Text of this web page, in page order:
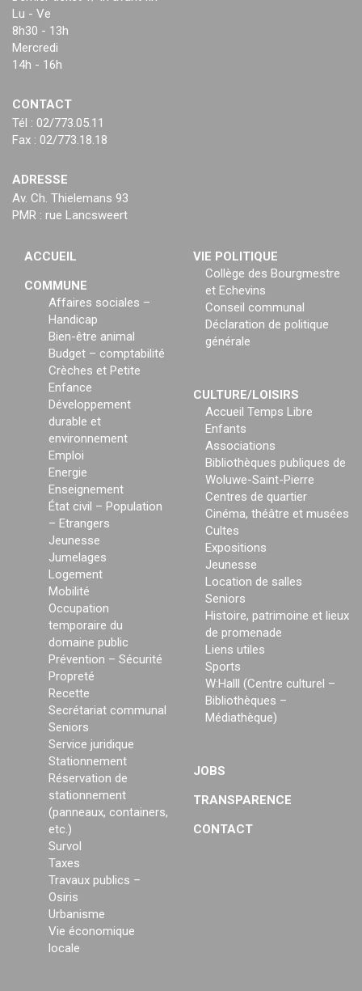
Lu - Ve
8h30 - 13h
Mercredi
14h - 16h
CONTACT
Tél : 02/773.05.11
Fax : 02/773.18.18
ADRESSE
Av. Ch. Thielemans 93
PMR : rue Lancsweert
ACCUEIL
COMMUNE
Affaires sociales –
Handicap
Bien-être animal
Budget – comptabilité
Crèches et Petite
Enfance
Développement
durable et
environnement
Emploi
Energie
Enseignement
État civil – Population
– Etrangers
Jeunesse
Jumelages
Logement
Mobilité
Occupation
temporaire du
domaine public
Prévention – Sécurité
Propreté
Recette
Secrétariat communal
Seniors
Service juridique
Stationnement
Réservation de
stationnement
(panneaux, containers,
etc.)
Survol
Taxes
Travaux publics –
Osiris
Urbanisme
Vie économique
locale
VIE POLITIQUE
Collège des Bourgmestre
et Echevins
Conseil communal
Déclaration de politique
générale
CULTURE/LOISIRS
Accueil Temps Libre
Enfants
Associations
Bibliothèques publiques de
Woluwe-Saint-Pierre
Centres de quartier
Cinéma, théâtre et musées
Cultes
Expositions
Jeunesse
Location de salles
Seniors
Histoire, patrimoine et lieux
de promenade
Liens utiles
Sports
W:Halll (Centre culturel –
Bibliothèques –
Médiathèque)
JOBS
TRANSPARENCE
CONTACT